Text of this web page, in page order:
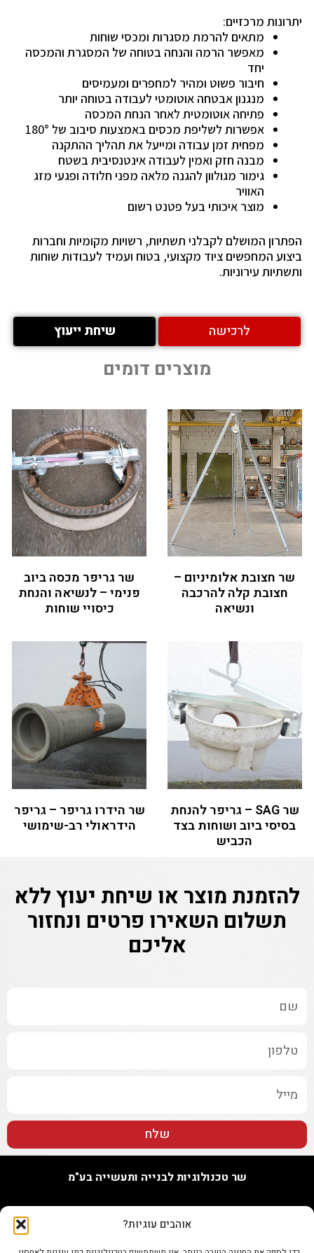
אוהבים עוגיות?
יתרונות מרכזיים:
מתאים להרמת מסגרות ומכסי שוחות
מאפשר הרמה והנחה בטוחה של המסגרת והמכסה
יחד
חיבור פשוט ומהיר למחפרים ומעמיסים
מנגנון אבטחה אוטומטי לעבודה בטוחה יותר
פתיחה אוטומטית לאחר הנחת המכסה
אפשרות לשליפת מכסים באמצעות סיבוב של 180°
מפחית זמן עבודה ומייעל את תהליך ההתקנה
מבנה חזק ואמין לעבודה אינטנסיבית בשטח
גימור מגולוון להגנה מלאה מפני חלודה ופגעי מזג
האוויר
מוצר איכותי בעל פטנט רשום
הפתרון המושלם לקבלני תשתיות, רשויות מקומיות וחברות
ביצוע המחפשים ציוד מקצועי, בטוח ועמיד לעבודות שוחות
ותשתיות עירוניות.
לרכישה שיחת ייעוץ
מוצרים דומים
שר חצובת אלומיניום –
חצובת קלה להרכבה
ונשיאה
שר גריפר מכסה ביוב
פנימי – לנשיאה והנחת
כיסויי שוחות
שר SAG – גריפר להנחת
בסיסי ביוב ושוחות בצד
הכביש
שר הידרו גריפר – גריפר
הידראולי רב-שימושי
להזמנת מוצר או שיחת יעוץ ללא
תשלום השאירו פרטים ונחזור
אליכם
שלח
שר טכנולוגיות לבנייה ותעשייה בע"מ
טל. 09-7748655